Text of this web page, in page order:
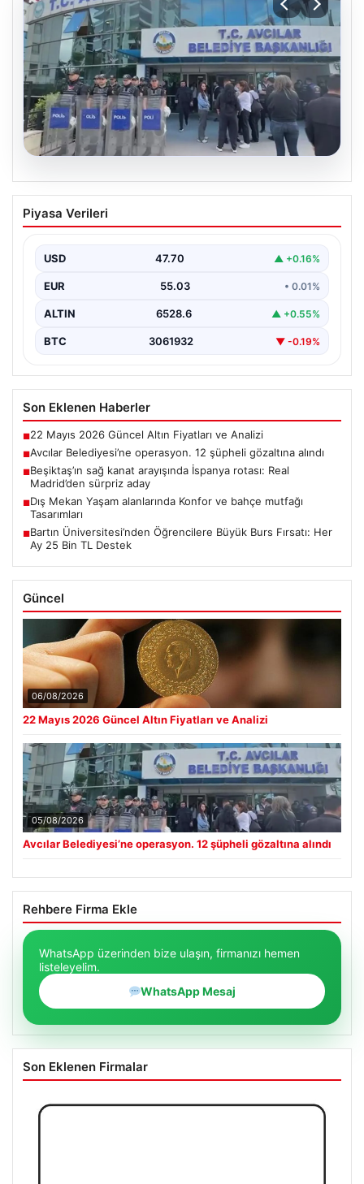
05.08.2026
Avcılar Belediyesi’ne operasyon. 12
şüpheli gözaltına alındı
Piyasa Verileri
USD 47.70 ▲ +0.16%
EUR 55.03 • 0.01%
ALTIN 6528.6 ▲ +0.55%
BTC 3061932 ▼ -0.19%
Son Eklenen Haberler
■22 Mayıs 2026 Güncel Altın Fiyatları ve Analizi
■Avcılar Belediyesi’ne operasyon. 12 şüpheli gözaltına alındı
■Beşiktaş’ın sağ kanat arayışında İspanya rotası: Real
Madrid’den sürpriz aday
■Dış Mekan Yaşam alanlarında Konfor ve bahçe mutfağı
Tasarımları
■Bartın Üniversitesi’nden Öğrencilere Büyük Burs Fırsatı: Her
Ay 25 Bin TL Destek
Güncel
06/08/2026
22 Mayıs 2026 Güncel Altın Fiyatları ve Analizi
05/08/2026
Avcılar Belediyesi’ne operasyon. 12 şüpheli gözaltına alındı
Rehbere Firma Ekle
WhatsApp üzerinden bize ulaşın, firmanızı hemen
listeleyelim.
WhatsApp Mesaj
Son Eklenen Firmalar